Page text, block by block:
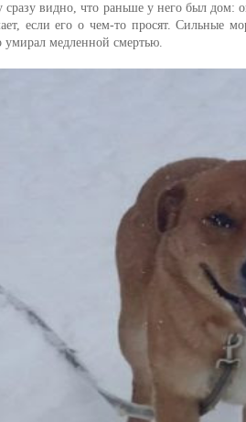
сразу видно, что раньше у него был дом:
если его о чем-то просят. Сильные
умирал медленной смертью.